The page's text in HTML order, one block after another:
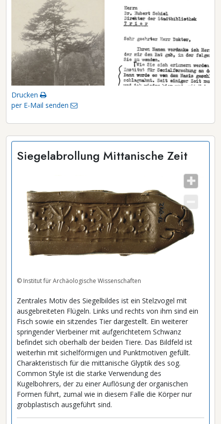
Drucken
per E-Mail senden
Siegelabrollung Mittanische Zeit
© Institut für Archäologische Wissenschaften
Zentrales Motiv des Siegelbildes ist ein Stelzvogel mit
ausgebreiteten Flügeln. Links und rechts von ihm sind ein
Fisch sowie ein sitzendes Tier dargestellt. Ein weiterer
springender Vierbeiner mit aufgerichtetem Schwanz
befindet sich oberhalb der beiden Tiere. Das Bildfeld ist
weiterhin mit sichelförmigen und Punktmotiven gefüllt.
Charakteristisch für die mittanische Glyptik des sog.
Common Style ist die starke Verwendung des
Kugelbohrers, der zu einer Auflösung der organischen
Formen führt, zumal wie in diesem Falle die Körper nur
grobplastisch ausgeführt sind.